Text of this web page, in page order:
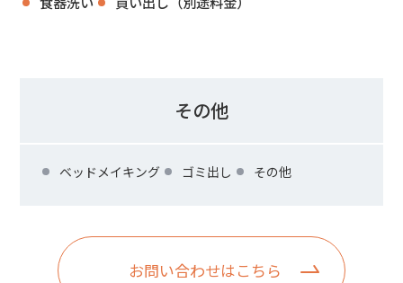
その他
ベッドメイキング ゴミ出し その他
お問い合わせはこちら